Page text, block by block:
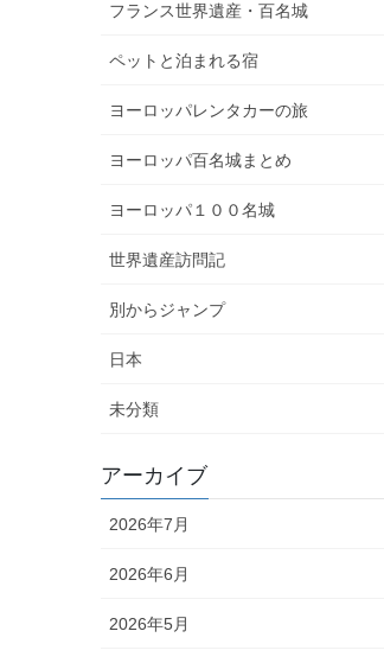
フランス世界遺産・百名城
ペットと泊まれる宿
ヨーロッパレンタカーの旅
ヨーロッパ百名城まとめ
ヨーロッパ１００名城
世界遺産訪問記
別からジャンプ
日本
未分類
アーカイブ
2026年7月
2026年6月
2026年5月